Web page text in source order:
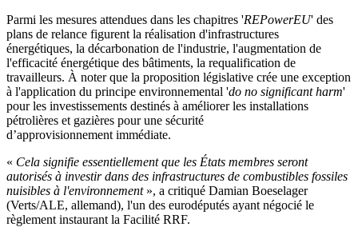
Parmi les mesures attendues dans les chapitres 'REPowerEU' des
plans de relance figurent la réalisation d'infrastructures
énergétiques, la décarbonation de l'industrie, l'augmentation de
l'efficacité énergétique des bâtiments, la requalification de
travailleurs. À noter que la proposition législative crée une exception
à l'application du principe environnemental 'do no significant harm'
pour les investissements destinés à améliorer les installations
pétrolières et gazières pour une sécurité
d’approvisionnement immédiate.
« Cela signifie essentiellement que les États membres seront
autorisés à investir dans des infrastructures de combustibles fossiles
nuisibles à l'environnement », a critiqué Damian Boeselager
(Verts/ALE, allemand), l'un des eurodéputés ayant négocié le
règlement instaurant la Facilité RRF.